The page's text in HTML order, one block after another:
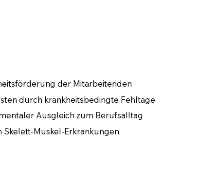
der Mitarbeitenden
durch krankheitsbedingte Fehltage
Ausgleich zum Berufsalltag
Skelett-Muskel-Erkrankungen